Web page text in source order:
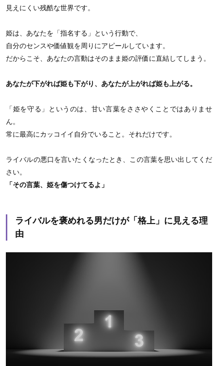
見えにくい残酷な世界です。
姫は、あなたを「指名する」という行動で、
自分のセンスや価値観を周りにアピールしています。
だからこそ、あなたの言動はそのまま姫の評価に直結してしまう。
あなたが下がれば姫も下がり、あなたが上がれば姫も上がる。
「姫を守る」というのは、甘い言葉をささやくことではありませ
ん。
常に最高にカッコイイ自分でいること。それだけです。
ライバルの悪口を言いたくなったとき、この言葉を思い出してくだ
さい。
「その言葉、姫を傷つけてるよ」
ライバルを褒めれる男だけが「格上」に見える理
由